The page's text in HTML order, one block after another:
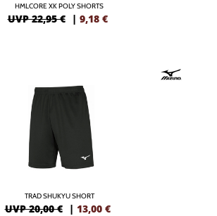
HMLCORE XK POLY SHORTS
UVP 22,95 € | 9,18 €
TRAD SHUKYU SHORT
UVP 20,00 € | 13,00 €